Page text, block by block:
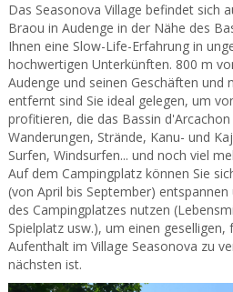
Das Seasonova Village befindet sich
Braou in Audenge in der Nähe des
Ihnen eine Slow-Life-Erfahrung in
hochwertigen Unterkünften. 800 m
Audenge und seinen Geschäften und
entfernt sind Sie ideal gelegen, um
profitieren, die das Bassin
Wanderungen, Strände, Kanu- und
Surfen, Windsurfen... und noch viel
Auf dem Campingplatz können Sie
(von April bis September)
des Campingplatzes nutzen
Spielplatz usw.), um einen
Aufenthalt im Village Seasonova zu
nächsten ist.